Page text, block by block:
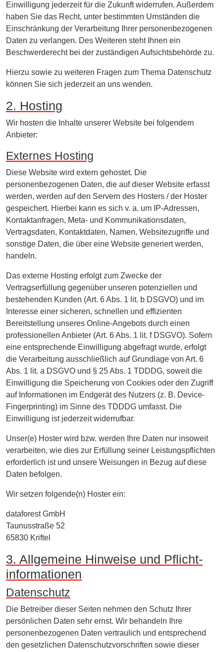
Einwilligung jederzeit für die Zukunft widerrufen. Außerdem
haben Sie das Recht, unter bestimmten Umständen die
Einschränkung der Verarbeitung Ihrer personenbezogenen
Daten zu verlangen. Des Weiteren steht Ihnen ein
Beschwerderecht bei der zuständigen Aufsichtsbehörde zu.
Hierzu sowie zu weiteren Fragen zum Thema Datenschutz
können Sie sich jederzeit an uns wenden.
2. Hosting
Wir hosten die Inhalte unserer Website bei folgendem
Anbieter:
Externes Hosting
Diese Website wird extern gehostet. Die
personenbezogenen Daten, die auf dieser Website erfasst
werden, werden auf den Servern des Hosters / der Hoster
gespeichert. Hierbei kann es sich v. a. um IP-Adressen,
Kontaktanfragen, Meta- und Kommunikationsdaten,
Vertragsdaten, Kontaktdaten, Namen, Websitezugriffe und
sonstige Daten, die über eine Website generiert werden,
handeln.
Das externe Hosting erfolgt zum Zwecke der
Vertragserfüllung gegenüber unseren potenziellen und
bestehenden Kunden (Art. 6 Abs. 1 lit. b DSGVO) und im
Interesse einer sicheren, schnellen und effizienten
Bereitstellung unseres Online-Angebots durch einen
professionellen Anbieter (Art. 6 Abs. 1 lit. f DSGVO). Sofern
eine entsprechende Einwilligung abgefragt wurde, erfolgt
die Verarbeitung ausschließlich auf Grundlage von Art. 6
Abs. 1 lit. a DSGVO und § 25 Abs. 1 TDDDG, soweit die
Einwilligung die Speicherung von Cookies oder den Zugriff
auf Informationen im Endgerät des Nutzers (z. B. Device-
Fingerprinting) im Sinne des TDDDG umfasst. Die
Einwilligung ist jederzeit widerrufbar.
Unser(e) Hoster wird bzw. werden Ihre Daten nur insoweit
verarbeiten, wie dies zur Erfüllung seiner Leistungspflichten
erforderlich ist und unsere Weisungen in Bezug auf diese
Daten befolgen.
Wir setzen folgende(n) Hoster ein:
dataforest GmbH
Taunusstraße 52
65830 Kriftel
3. Allgemeine Hinweise und Pflicht­
informationen
Datenschutz
Die Betreiber dieser Seiten nehmen den Schutz Ihrer
persönlichen Daten sehr ernst. Wir behandeln Ihre
personenbezogenen Daten vertraulich und entsprechend
den gesetzlichen Datenschutzvorschriften sowie dieser